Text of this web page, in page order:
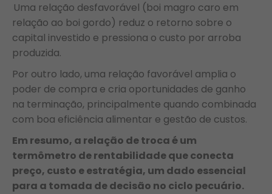
Uma relação desfavorável (boi magro caro em
relação ao boi gordo) reduz o retorno sobre o
capital investido e pressiona o custo por arroba
produzida.
Por outro lado, uma relação favorável amplia o
poder de compra e cria oportunidades de ganho
na terminação, principalmente quando combinada
com boa eficiência alimentar e gestão de custos.
Em resumo, a relação de troca é um
termômetro de rentabilidade que conecta
preço, custo e estratégia, um dado essencial
para a tomada de decisão no ciclo pecuário.